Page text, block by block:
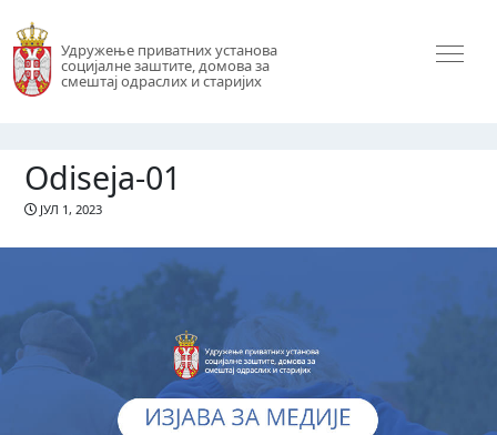
Удружење приватних установа
социјалне заштите, домова за
смештај одраслих и старијих
Odiseja-01
ЈУЛ 1, 2023